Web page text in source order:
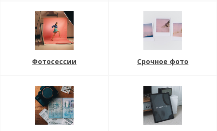
Фотосессии Срочное фото